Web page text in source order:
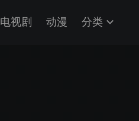
电视剧 动漫 分类